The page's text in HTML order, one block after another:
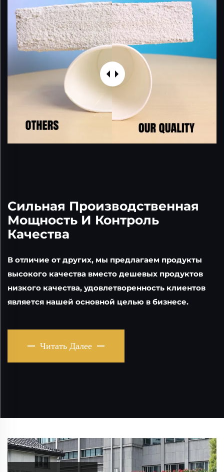
Сильная Производственная
Мощность И Контроль
Качества
В отличие от других, мы предлагаем продукты
высокого качества вместо дешевых продуктов
низкого качества, удовлетворенность клиентов
является нашей основной целью в бизнесе.
Читать Далее